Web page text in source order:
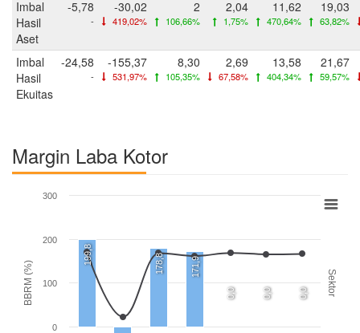
Imbal
Hasil
Aset
-5,78
-
-30,02
419,02%
2
106,66%
2,04
1,75%
11,62
470,64%
19,03
63,82%
Imbal
Hasil
Ekuitas
-24,58
-
-155,37
531,97%
8,30
105,35%
2,69
67,58%
13,58
404,34%
21,67
59,57%
Margin Laba Kotor
BBRM (%) Sektor
199,8 178,8 171,9
0,0 0,0 0,0
0
100
200
300